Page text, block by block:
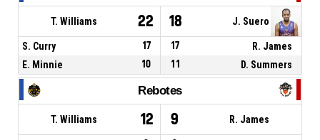
T. Williams 22 18 J. Suero
S. Curry 17 17
R. James
E. Minnie
10 11 D. Summers
Rebotes
T. Williams 12 9 R. James